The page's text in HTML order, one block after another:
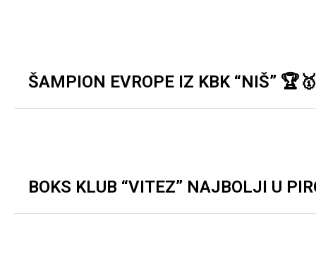
ŠAMPION EVROPE IZ KBK “NIŠ”
BOKS KLUB “VITEZ” NAJBOLJI U